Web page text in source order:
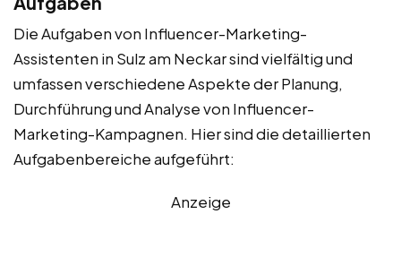
Die Aufgaben von Influencer-Marketing-
Assistenten in Sulz am Neckar sind vielfältig und
umfassen verschiedene Aspekte der Planung,
Durchführung und Analyse von Influencer-
Marketing-Kampagnen. Hier sind die detaillierten
Aufgabenbereiche aufgeführt:
Anzeige